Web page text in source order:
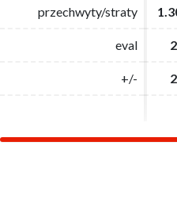
przechwyty/straty
eval
+/-
przechwyty/straty
eval
+/-